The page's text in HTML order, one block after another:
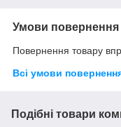
Умови повернення
Повернення товару
Всі умови
Подібні товари